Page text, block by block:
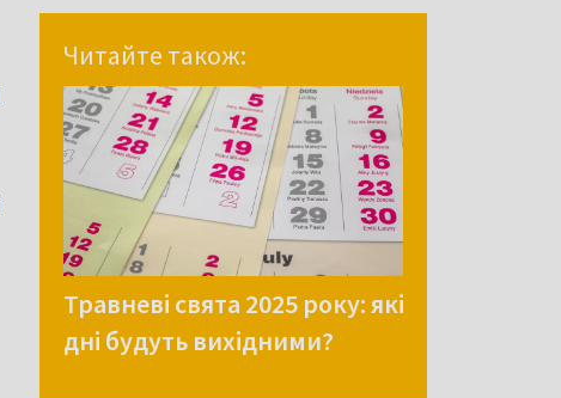
Читайте також:
Травневі свята 2025 року: які
дні будуть вихідними?